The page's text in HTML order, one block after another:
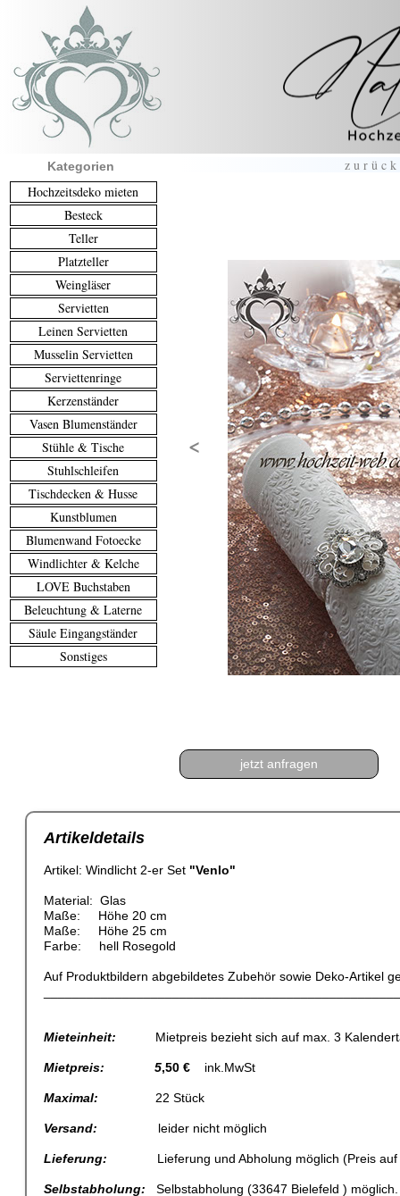
Kategorien
Hochzeitsdeko mieten
Besteck
Teller
Platzteller
Weingläser
Servietten
Leinen Servietten
Musselin Servietten
Serviettenringe
Kerzenständer
Vasen Blumenständer
Stühle & Tische
Stuhlschleifen
Tischdecken & Husse
Kunstblumen
Blumenwand Fotoecke
Windlichter & Kelche
LOVE Buchstaben
Beleuchtung & Laterne
Säule Eingangständer
Sonstiges
<
jetzt anfragen
Artikeldetails
Artikel: Windlicht 2-er Set "Venlo"
Material: Glas
Maße: Höhe 20 cm
Maße: Höhe 25 cm
Farbe: hell Rosegold
Auf Produktbildern abgebildetes Zubehör sowie Deko-Artikel
Mieteinheit: Mietpreis bezieht sich auf max. 3
Mietpreis: 5,50 € ink.MwSt
Maximal: 22 Stück
Versand: leider nicht möglich
Lieferung: Lieferung und Abholung möglich (Preis auf
Selbstabholung: Selbstabholung (33647 Bielefeld ) möglich.